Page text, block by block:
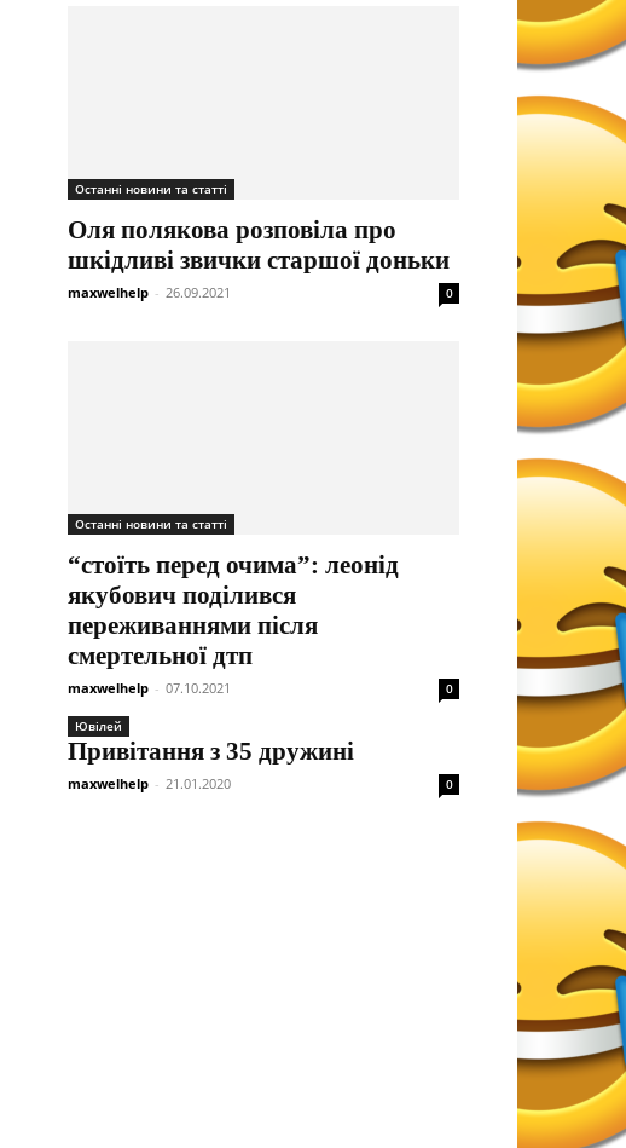
Останні новини та статті
Оля полякова розповіла про
шкідливі звички старшої доньки
maxwelhelp - 26.09.2021 0
Останні новини та статті
“стоїть перед очима”: леонід
якубович поділився
переживаннями після
смертельної дтп
maxwelhelp - 07.10.2021 0
Ювілей
Привітання з 35 дружині
maxwelhelp - 21.01.2020 0